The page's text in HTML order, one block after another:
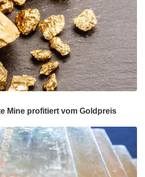
Mine profitiert vom Goldpreis